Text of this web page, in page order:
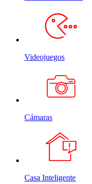
Videojuegos
Cámaras
Casa Inteligente